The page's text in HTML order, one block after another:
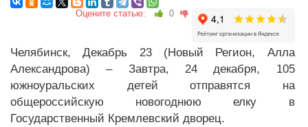
Оцените статью: 0
Челябинск, Декабрь 23 (Новый Регион, Алла
Александрова) – Завтра, 24 декабря, 105
южноуральских детей отправятся на
общероссийскую новогоднюю елку в
Государственный Кремлевский дворец.